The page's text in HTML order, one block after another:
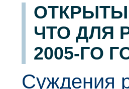
ЧТО ДЛЯ
2005-ГО
Суждения